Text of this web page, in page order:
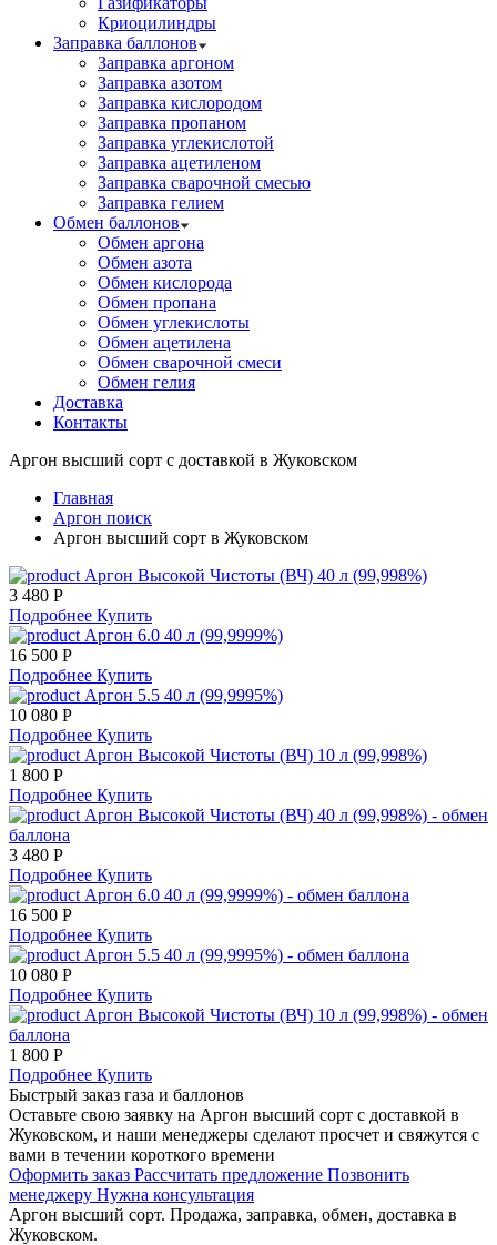
Криоцилиндры
Заправка баллонов
Заправка аргоном
Заправка азотом
Заправка кислородом
Заправка пропаном
Заправка углекислотой
Заправка ацетиленом
Заправка сварочной смесью
Заправка гелием
Обмен баллонов
Обмен аргона
Обмен азота
Обмен кислорода
Обмен пропана
Обмен углекислоты
Обмен ацетилена
Обмен сварочной смеси
Обмен гелия
Доставка
Контакты
Аргон высший сорт с доставкой в Жуковском
Главная
Аргон поиск
Аргон высший сорт в Жуковском
Аргон Высокой Чистоты (ВЧ) 40 л (99,998%)
3 480 Р
Подробнее Купить
Аргон 6.0 40 л (99,9999%)
16 500 Р
Подробнее Купить
Аргон 5.5 40 л (99,9995%)
10 080 Р
Подробнее Купить
Аргон Высокой Чистоты (ВЧ) 10 л (99,998%)
1 800 Р
Подробнее Купить
Аргон Высокой Чистоты (ВЧ) 40 л (99,998%) - обмен
баллона
3 480 Р
Подробнее Купить
Аргон 6.0 40 л (99,9999%) - обмен баллона
16 500 Р
Подробнее Купить
Аргон 5.5 40 л (99,9995%) - обмен баллона
10 080 Р
Подробнее Купить
Аргон Высокой Чистоты (ВЧ) 10 л (99,998%) - обмен
баллона
1 800 Р
Подробнее Купить
Быстрый заказ газа и баллонов
Оставьте свою заявку на Аргон высший сорт с доставкой в
Жуковском, и наши менеджеры сделают просчет и свяжутся с
вами в течении короткого времени
Оформить заказ Рассчитать предложение Позвонить
менеджеру Нужна консультация
Аргон высший сорт. Продажа, заправка, обмен, доставка в
Жуковском.